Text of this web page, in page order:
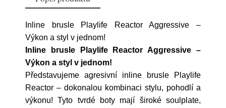
Inline brusle Playlife Reactor Aggressive –
Výkon a styl v jednom!
Inline brusle Playlife Reactor Aggressive –
Výkon a styl v jednom!
Představujeme agresivní inline brusle Playlife
Reactor – dokonalou kombinaci stylu, pohodlí a
výkonu! Tyto tvrdé boty mají široké soulplate,